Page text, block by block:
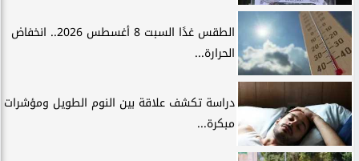
الطقس غدًا السبت 8 أغسطس 2026.. انخفاض
الحرارة...
دراسة تكشف علاقة بين النوم الطويل ومؤشرات
مبكرة...